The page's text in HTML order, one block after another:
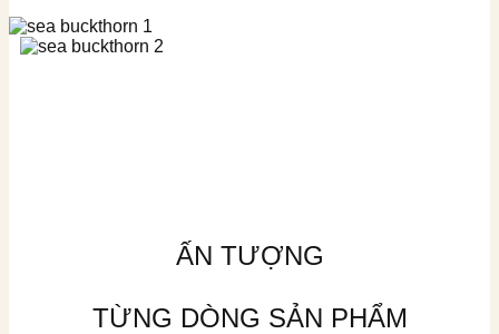
ẤN TƯỢNG
TỪNG DÒNG SẢN PHẨM